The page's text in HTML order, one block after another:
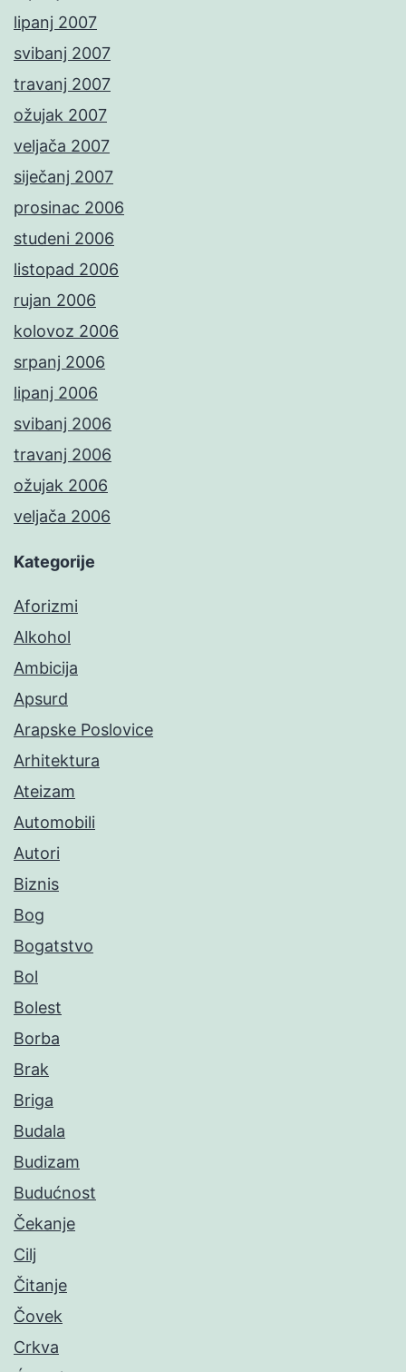
lipanj 2007
svibanj 2007
travanj 2007
ožujak 2007
veljača 2007
siječanj 2007
prosinac 2006
studeni 2006
listopad 2006
rujan 2006
kolovoz 2006
srpanj 2006
lipanj 2006
svibanj 2006
travanj 2006
ožujak 2006
veljača 2006
Kategorije
Aforizmi
Alkohol
Ambicija
Apsurd
Arapske Poslovice
Arhitektura
Ateizam
Automobili
Autori
Biznis
Bog
Bogatstvo
Bol
Bolest
Borba
Brak
Briga
Budala
Budizam
Budućnost
Čekanje
Cilj
Čitanje
Čovek
Crkva